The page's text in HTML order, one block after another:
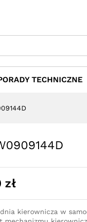
TECHNICZNE
zł
kierownicza w